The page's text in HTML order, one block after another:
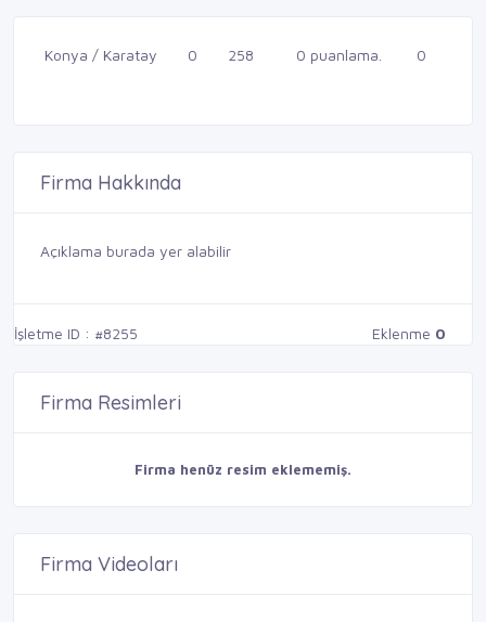
Konya / Karatay 0 258 0 puanlama. 0
Firma Hakkında
Açıklama burada yer alabilir
İşletme ID : #8255 Eklenme 0
Firma Resimleri
Firma henüz resim eklememiş.
Firma Videoları